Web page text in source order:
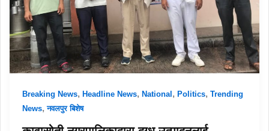
Breaking News,Headline News,National ,Politics,Trending
News,नवलपुर बिशेष